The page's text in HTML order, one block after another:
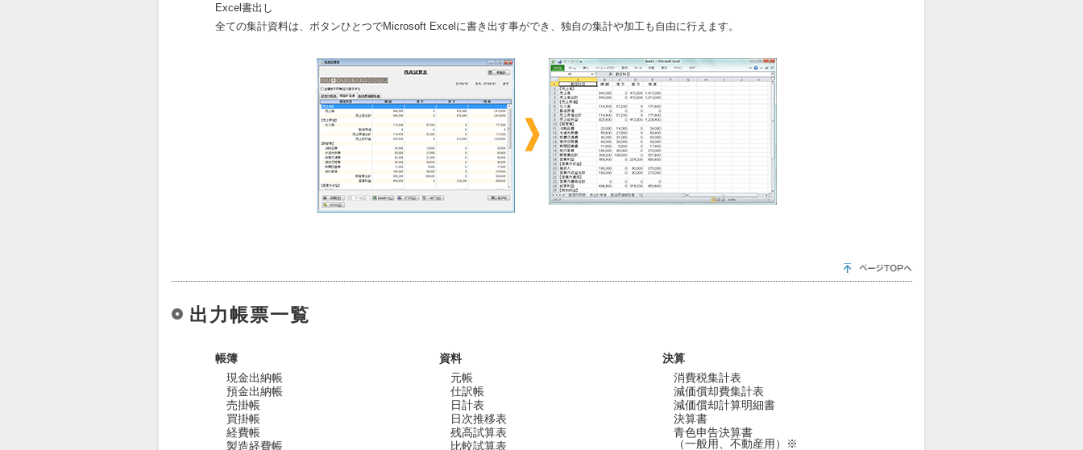
Excel書出し
全ての集計資料は、ボタンひとつでMicrosoft Excelに書き出す事ができ、独自の集計や加工も自由に行えます。
出力帳票一覧
帳簿
現金出納帳
預金出納帳
売掛帳
買掛帳
経費帳
製造経費帳
資料
元帳
仕訳帳
日計表
日次推移表
残高試算表
比較試算表
決算
消費税集計表
減価償却費集計表
減価償却計算明細書
決算書
青色申告決算書
（一般用、不動産用）※